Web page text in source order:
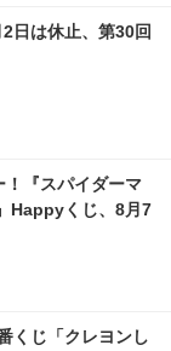
日は休止、第30回
『スパイダーマ
Happyくじ、8月7
くじ「クレヨンし